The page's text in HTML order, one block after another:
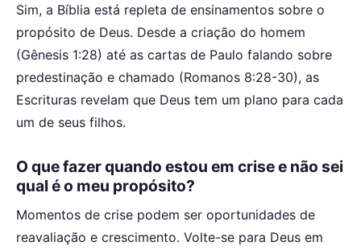
Sim, a Bíblia está repleta de ensinamentos sobre o
propósito de Deus. Desde a criação do homem
(Gênesis 1:28) até as cartas de Paulo falando sobre
predestinação e chamado (Romanos 8:28-30), as
Escrituras revelam que Deus tem um plano para cada
um de seus filhos.
O que fazer quando estou em crise e não sei
qual é o meu propósito?
Momentos de crise podem ser oportunidades de
reavaliação e crescimento. Volte-se para Deus em